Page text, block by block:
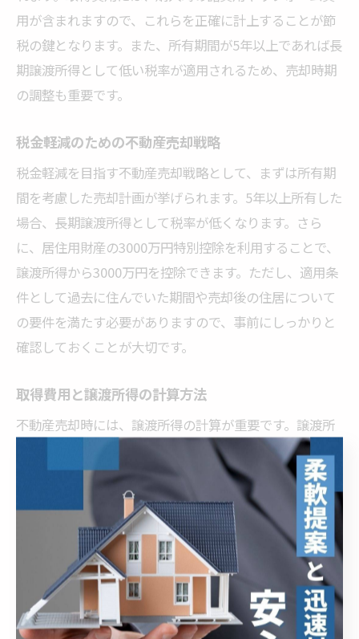
用が含まれますので、これらを正確に計上することが節
税の鍵となります。また、所有期間が5年以上であれば長
期譲渡所得として低い税率が適用されるため、売却時期
の調整も重要です。
税金軽減のための不動産売却戦略
税金軽減を目指す不動産売却戦略として、まずは所有期
間を考慮した売却計画が挙げられます。5年以上所有した
場合、長期譲渡所得として税率が低くなります。さら
に、居住用財産の3000万円特別控除を利用することで、
譲渡所得から3000万円を控除できます。ただし、適用条
件として過去に住んでいた期間や売却後の住居について
の要件を満たす必要がありますので、事前にしっかりと
確認しておくことが大切です。
取得費用と譲渡所得の計算方法
不動産売却時には、譲渡所得の計算が重要です。譲渡所
得は、売却価格から取得費用や譲渡費用を差し引いて算
出されます。取得費用には、購入時の本体価格だけでな
く、仲介手数料や登記費用、リフォーム費用なども含ま
れます。これらの費用を正確に把握し、漏れなく計上す
ることで、譲渡所得を圧縮し、結果として税金を軽減す
ることが可能です。
売却時期による税制優遇の活用術